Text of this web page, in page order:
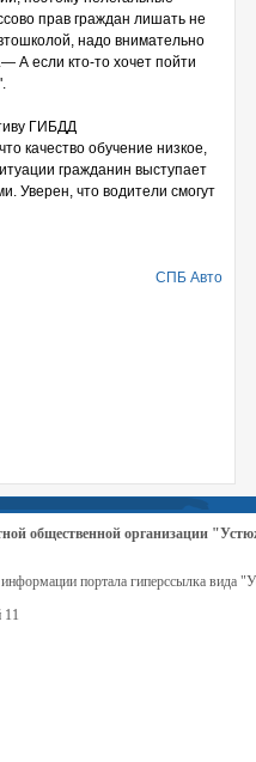
прав граждан лишать не
надо внимательно
А если кто-то хочет пойти
ГИБДД
качество обучение низкое,
гражданин выступает
Уверен, что водители смогут
СПБ Авто
общественной организации
портала гиперссылка вида
11